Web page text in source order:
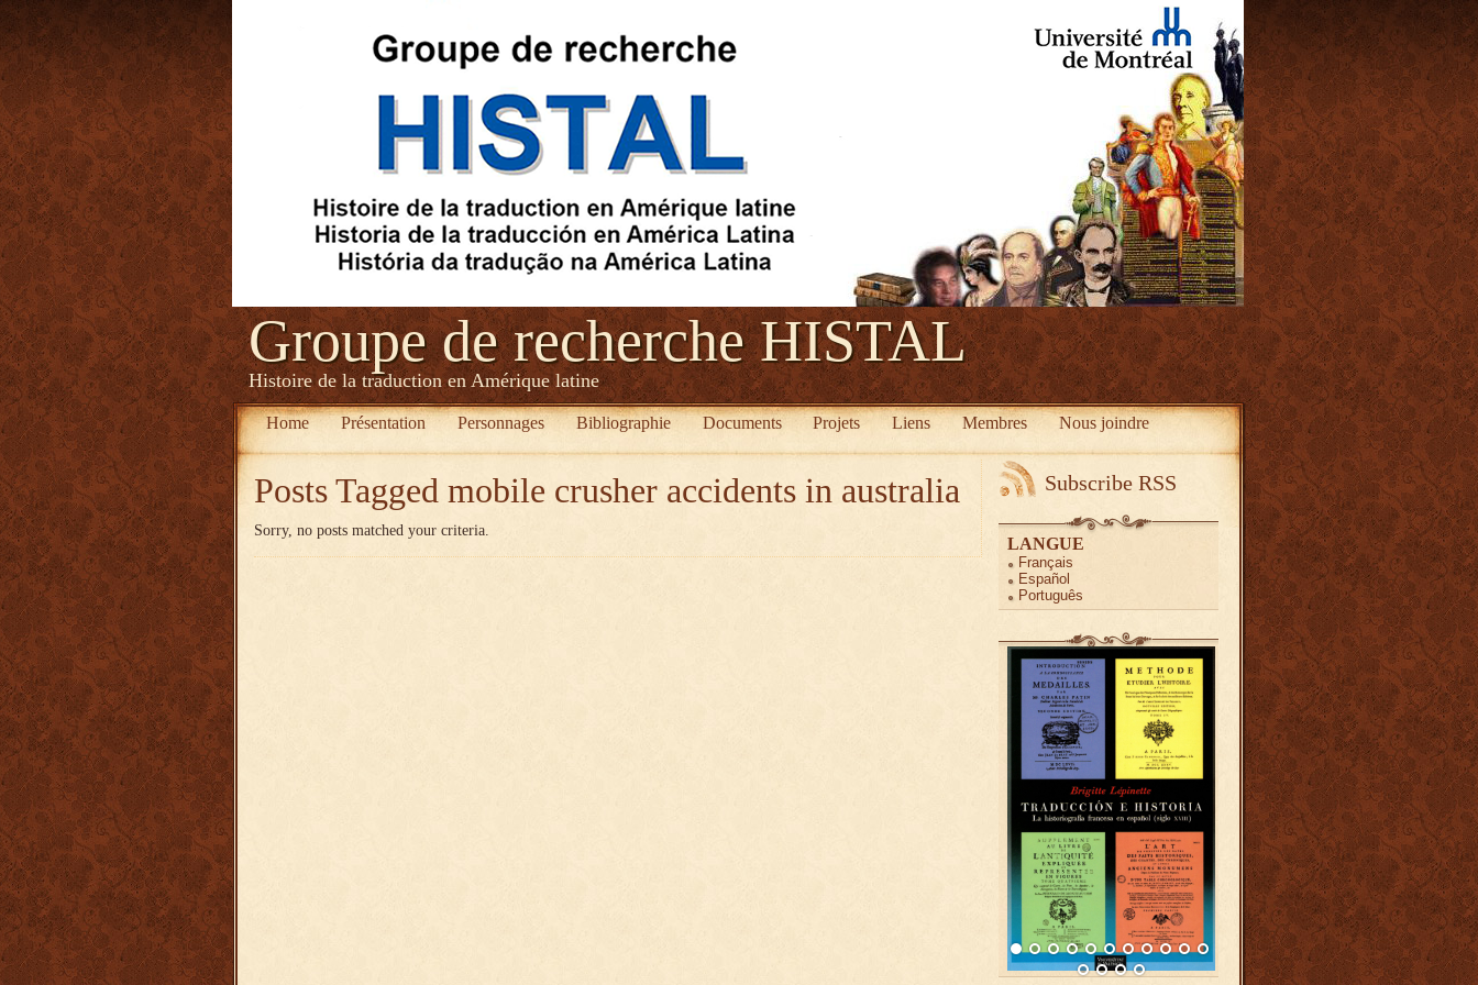
Groupe de recherche HISTAL
Histoire de la traduction en Amérique latine
Home Présentation Personnages Bibliographie Documents Projets Liens Membres Nous joindre
Posts Tagged mobile crusher accidents in australia
Sorry, no posts matched your criteria.
Subscribe RSS
LANGUE
Français
Español
Português